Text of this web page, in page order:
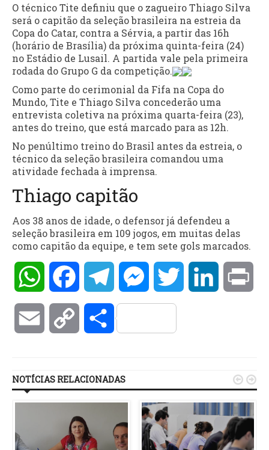
O técnico Tite definiu que o zagueiro Thiago Silva
será o capitão da seleção brasileira na estreia da
Copa do Catar, contra a Sérvia, a partir das 16h
(horário de Brasília) da próxima quinta-feira (24)
no Estádio de Lusail. A partida vale pela primeira
rodada do Grupo G da competição.
Como parte do cerimonial da Fifa na Copa do
Mundo, Tite e Thiago Silva concederão uma
entrevista coletiva na próxima quarta-feira (23),
antes do treino, que está marcado para as 12h.
No penúltimo treino do Brasil antes da estreia, o
técnico da seleção brasileira comandou uma
atividade fechada à imprensa.
Thiago capitão
Aos 38 anos de idade, o defensor já defendeu a
seleção brasileira em 109 jogos, em muitas delas
como capitão da equipe, e tem sete gols marcados.
WhatsAppFacebookTelegramMessengerTwitter LinkedIn
Email Copy Compartilhar
NOTÍCIAS RELACIONADAS  